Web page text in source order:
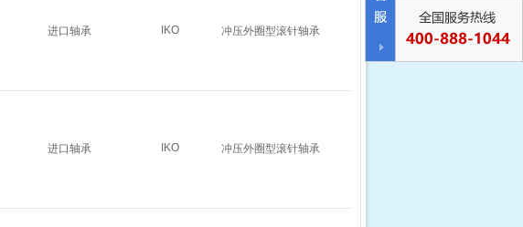
进口轴承 IKO 冲压外圈型滚针轴承
进口轴承 IKO 冲压外圈型滚针轴承